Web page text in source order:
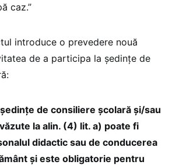
caz.”
introduce o prevedere nouă
de a participa la ședințe de
de consiliere școlară și/sau
la alin. (4) lit. a) poate fi
didactic sau de conducerea
și este obligatorie pentru